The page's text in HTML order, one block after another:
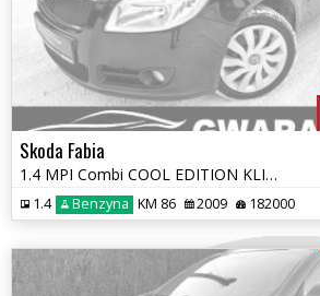
Skoda Fabia
1.4 MPI Combi COOL EDITION KLIMATYZACJA 2xKOŁA OPŁATY GWARANCJA
1.4 Benzyna KM 86 2009 182000